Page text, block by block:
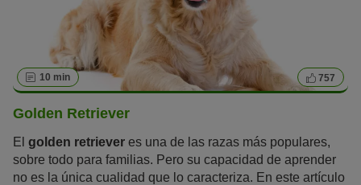
10 min 757
Golden Retriever
El golden retriever es una de las razas más populares,
sobre todo para familias. Pero su capacidad de aprender
no es la única cualidad que lo caracteriza. En este artículo